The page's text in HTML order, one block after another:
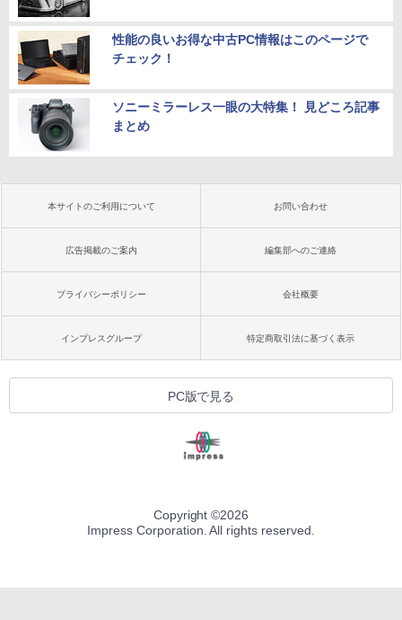
性能の良いお得な中古PC情報はこのページで
チェック！
ソニーミラーレス一眼の大特集！ 見どころ記事
まとめ
本サイトのご利用について お問い合わせ
広告掲載のご案内 編集部へのご連絡
プライバシーポリシー 会社概要
インプレスグループ 特定商取引法に基づく表示
PC版で見る
Copyright ©2026
Impress Corporation. All rights reserved.